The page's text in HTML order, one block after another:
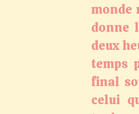
monde
donne
deux
temps
final
celui